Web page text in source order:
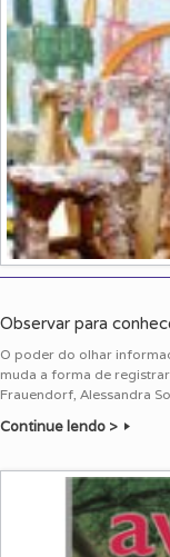
Observar para
O poder do olhar
muda a forma de
Frauendorf, Alessandra
Continue lendo >